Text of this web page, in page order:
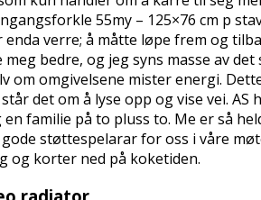
55my – 125×76 cm p
verre; å måtte løpe frem og
bedre, og jeg syns masse av
om omgivelsene mister energi.
det om å lyse opp og vise vei.
en familie på to pluss to. Me er så
gode støttespelarar for oss i våre
og korter ned på koketiden.